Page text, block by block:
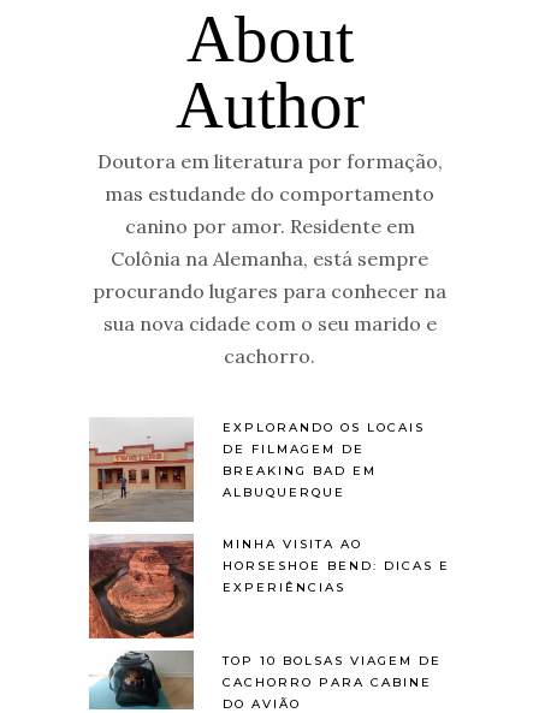
About
Author
Doutora em literatura por formação,
mas estudande do comportamento
canino por amor. Residente em
Colônia na Alemanha, está sempre
procurando lugares para conhecer na
sua nova cidade com o seu marido e
cachorro.
EXPLORANDO OS LOCAIS
DE FILMAGEM DE
BREAKING BAD EM
ALBUQUERQUE
MINHA VISITA AO
HORSESHOE BEND: DICAS E
EXPERIÊNCIAS
TOP 10 BOLSAS VIAGEM DE
CACHORRO PARA CABINE
DO AVIÃO